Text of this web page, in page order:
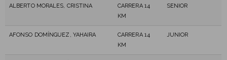
ALBERTO MORALES, CRISTINA
CARRERA 14
KM
SENIOR
AFONSO DOMÍNGUEZ, YAHAIRA
CARRERA 14
KM
JUNIOR